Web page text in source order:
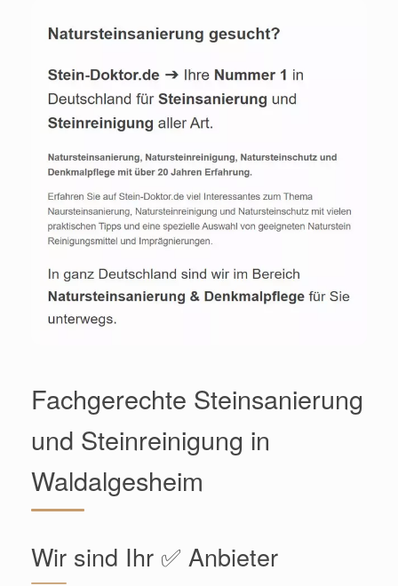
Fachgerechte Steinsanierung
und Steinreinigung in
Waldalgesheim
Wir sind Ihr ✅ Anbieter